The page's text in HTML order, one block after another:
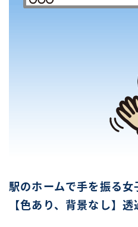
駅のホームで手を振る女
【色あり、背景なし】透